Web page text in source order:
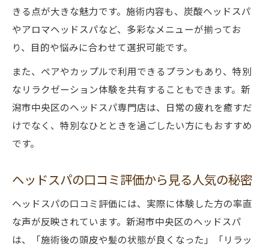
ヘッドスパとヘッドマッサージどちらが合
うか
目的別に選ぶヘッドスパのポイント紹介
頭皮や首肩ケアに効果的なヘッドスパとは
きる点が大きな魅力です。施術内容も、炭酸ヘッドスパ
やアロマヘッドスパなど、多彩なメニューが揃ってお
り、目的や悩みに合わせて選択可能です。
また、ペアやカップルで利用できるプランもあり、特別
なリラクゼーション体験を共有することもできます。新
潟市中央区のヘッドスパ専門店は、日常の疲れを癒すだ
けでなく、特別なひとときを過ごしたい方にもおすすめ
です。
ヘッドスパの口コミ評価から見る人気の秘密
ヘッドスパの口コミ評価には、実際に体験した方の率直
な声が反映されています。新潟市中央区のヘッドスパ
は、「施術後の頭皮や髪の状態が良くなった」「リラッ